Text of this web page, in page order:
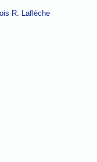
R. Laflèche